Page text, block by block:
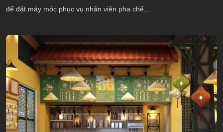
để đặt máy móc phục vụ nhân viên pha chế...